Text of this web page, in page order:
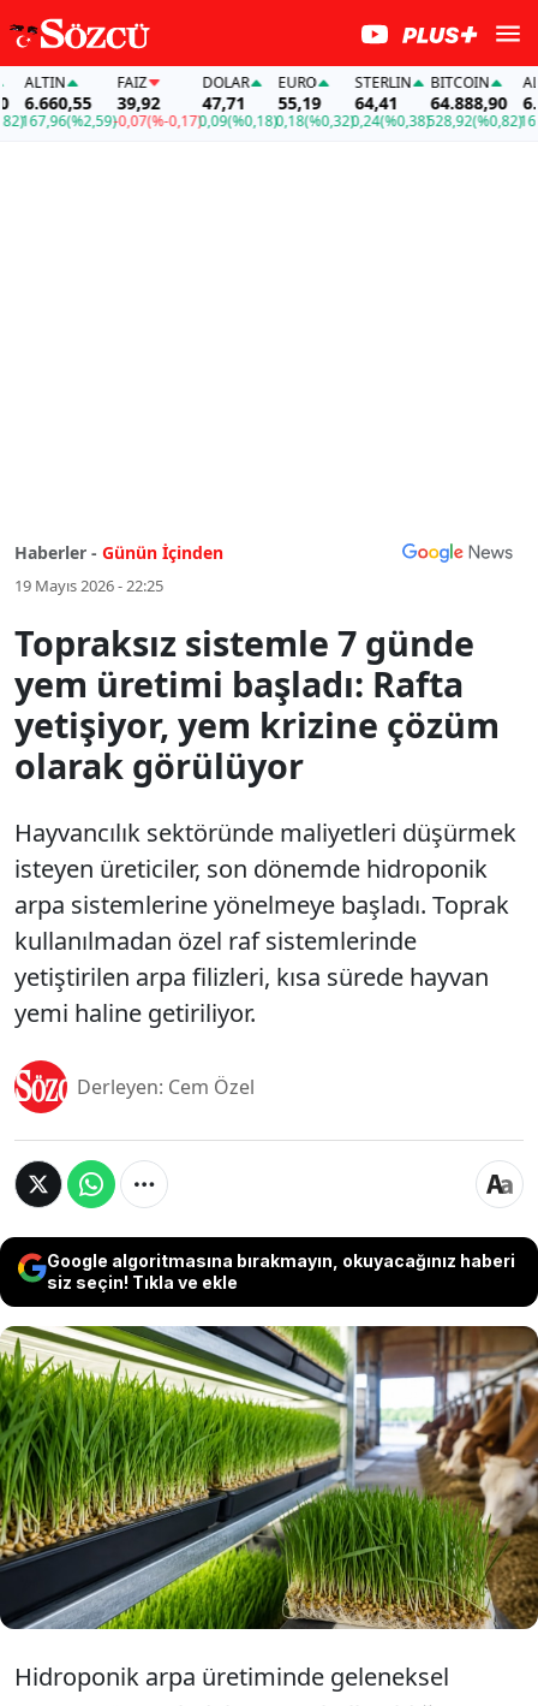
(%2,59)
FAİZ
39,92
-0,07(%-0,17)
DOLAR
47,71
0,09(%0,18)
EURO
55,19
0,18(%0,32)
STERLIN
64,41
0,24(%0,38)
BITCOIN
64.888,90
528,92(%0,82)
ALTIN
167,96
Haberler - Günün İçinden
19 Mayıs 2026 - 22:25
Topraksız sistemle 7 günde
yem üretimi başladı: Rafta
yetişiyor, yem krizine çözüm
olarak görülüyor
Hayvancılık sektöründe maliyetleri düşürmek
isteyen üreticiler, son dönemde hidroponik
arpa sistemlerine yönelmeye başladı. Toprak
kullanılmadan özel raf sistemlerinde
yetiştirilen arpa filizleri, kısa sürede hayvan
yemi haline getiriliyor.
Derleyen: Cem Özel
Google algoritmasına bırakmayın, okuyacağınız haberi
siz seçin! Tıkla ve ekle
Hayvancılık sektöründe maliyetleri düşürmek
isteyen üreticiler, son dönemde hidroponik
arpa sistemlerine yönelmeye başladı. Toprak
kullanılmadan özel raf sistemlerinde yetiştirilen
arpa filizleri, kısa sürede hayvan yemi haline
getiriliyor.
Hidroponik arpa üretiminde geleneksel